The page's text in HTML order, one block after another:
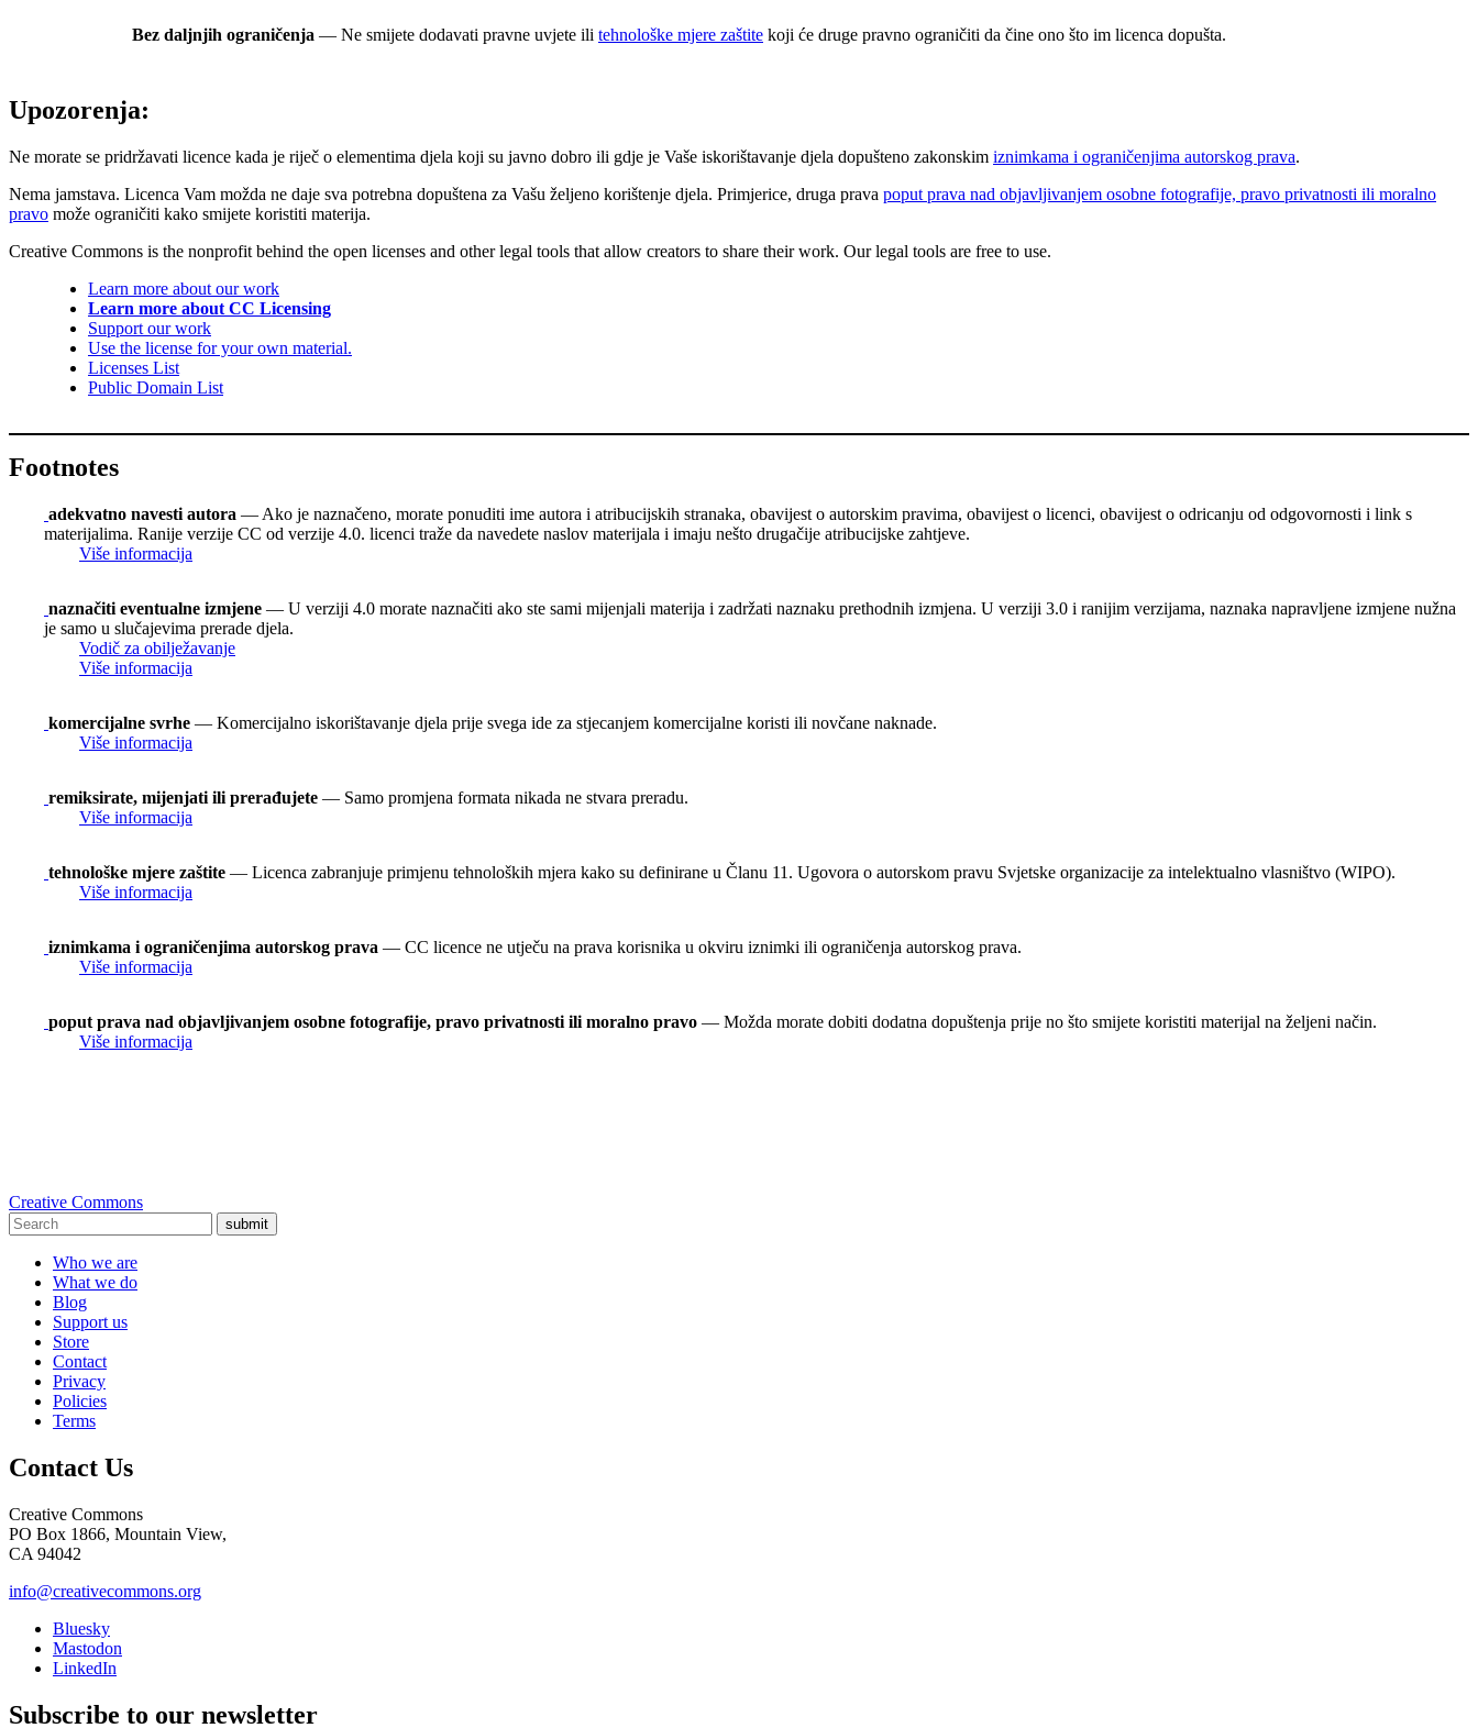
Bez daljnjih ograničenja — Ne smijete dodavati pravne uvjete ili tehnološke mjere zaštite koji će druge pravno ograničiti da čine ono što im licenca dopušta.
Upozorenja:
Ne morate se pridržavati licence kada je riječ o elementima djela koji su javno dobro ili gdje je Vaše iskorištavanje djela dopušteno zakonskim iznimkama i ograničenjima autorskog prava.
Nema jamstava. Licenca Vam možda ne daje sva potrebna dopuštena za Vašu željeno korištenje djela. Primjerice, druga prava poput prava nad objavljivanjem osobne fotografije, pravo privatnosti ili moralno
pravo može ograničiti kako smijete koristiti materija.
Creative Commons is the nonprofit behind the open licenses and other legal tools that allow creators to share their work. Our legal tools are free to use.
Learn more about our work
Learn more about CC Licensing
Support our work
Use the license for your own material.
Licenses List
Public Domain List
Footnotes
adekvatno navesti autora — Ako je naznačeno, morate ponuditi ime autora i atribucijskih stranaka, obavijest o autorskim pravima, obavijest o licenci, obavijest o odricanju od odgovornosti i link s
materijalima. Ranije verzije CC od verzije 4.0. licenci traže da navedete naslov materijala i imaju nešto drugačije atribucijske zahtjeve.
Više informacija
naznačiti eventualne izmjene — U verziji 4.0 morate naznačiti ako ste sami mijenjali materija i zadržati naznaku prethodnih izmjena. U verziji 3.0 i ranijim verzijama, naznaka napravljene izmjene nužna
je samo u slučajevima prerade djela.
Vodič za obilježavanje
Više informacija
komercijalne svrhe — Komercijalno iskorištavanje djela prije svega ide za stjecanjem komercijalne koristi ili novčane naknade.
Više informacija
remiksirate, mijenjati ili prerađujete — Samo promjena formata nikada ne stvara preradu.
Više informacija
tehnološke mjere zaštite — Licenca zabranjuje primjenu tehnoloških mjera kako su definirane u Članu 11. Ugovora o autorskom pravu Svjetske organizacije za intelektualno vlasništvo (WIPO).
Više informacija
iznimkama i ograničenjima autorskog prava — CC licence ne utječu na prava korisnika u okviru iznimki ili ograničenja autorskog prava.
Više informacija
poput prava nad objavljivanjem osobne fotografije, pravo privatnosti ili moralno pravo — Možda morate dobiti dodatna dopuštenja prije no što smijete koristiti materijal na željeni način.
Više informacija
Creative Commons
submit
Who we are
What we do
Blog
Support us
Store
Contact
Privacy
Policies
Terms
Contact Us
Creative Commons
PO Box 1866, Mountain View,
CA 94042
info@creativecommons.org
Bluesky
Mastodon
LinkedIn
Subscribe to our newsletter